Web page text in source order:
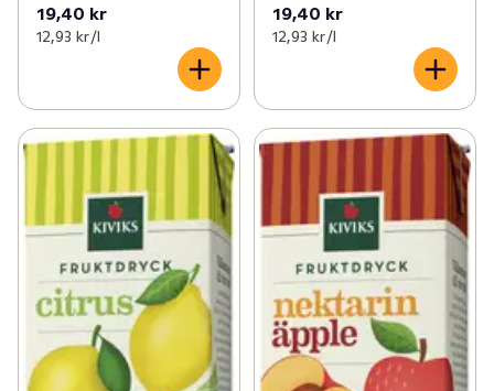
19,40 kr
12,93 kr /l
19,40 kr
12,93 kr /l